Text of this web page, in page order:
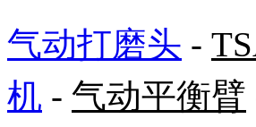
气动打磨头 -
机 - 气动平衡臂